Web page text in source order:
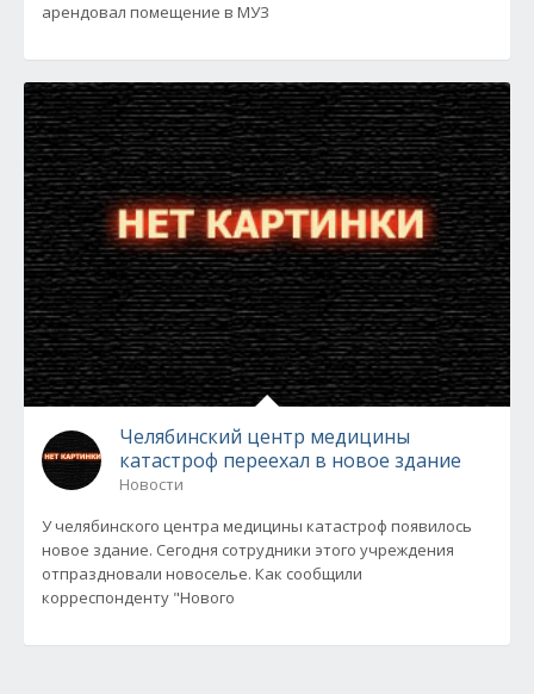
арендовал помещение в МУЗ
Челябинский центр медицины
катастроф переехал в новое здание
Новости
У челябинского центра медицины катастроф появилось
новое здание. Сегодня сотрудники этого учреждения
отпраздновали новоселье. Как сообщили
корреспонденту "Нового